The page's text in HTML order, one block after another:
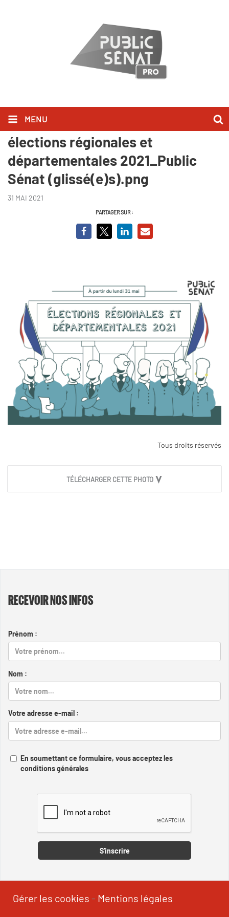
MENU
Dossier de Presse_Dispositif
élections régionales et
départementales 2021_Public
Sénat (glissé(e)s).png
31 MAI 2021
PARTAGER SUR :
Tous droits réservés
TÉLÉCHARGER CETTE PHOTO
RECEVOIR NOS INFOS
Prénom :
Nom :
Votre adresse e-mail :
En soumettant ce formulaire, vous acceptez les
conditions générales
S'inscrire
Gérer les cookies - Mentions légales